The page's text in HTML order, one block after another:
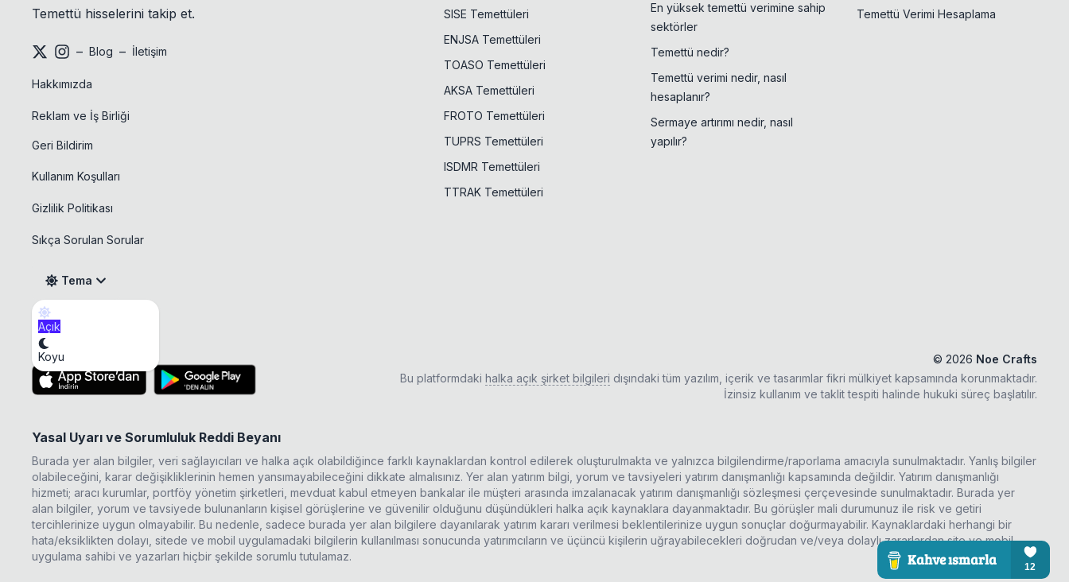
Temettü hisselerini takip et.
– Blog – İletişim
Hakkımızda
Reklam ve İş Birliği
Geri Bildirim
Kullanım Koşulları
Gizlilik Politikası
Sıkça Sorulan Sorular
Tema
Açık
Koyu
SISE Temettüleri
ENJSA Temettüleri
TOASO Temettüleri
AKSA Temettüleri
FROTO Temettüleri
TUPRS Temettüleri
ISDMR Temettüleri
TTRAK Temettüleri
En yüksek temettü verimine sahip
sektörler
Temettü nedir?
Temettü verimi nedir, nasıl
hesaplanır?
Sermaye artırımı nedir, nasıl
yapılır?
Temettü Verimi Hesaplama
Mobil Uygulama
© 2026 Noe Crafts
Bu platformdaki halka açık şirket bilgileri dışındaki tüm yazılım, içerik ve tasarımlar fikri mülkiyet kapsamında korunmaktadır.
İzinsiz kullanım ve taklit tespiti halinde hukuki süreç başlatılır.
Yasal Uyarı ve Sorumluluk Reddi Beyanı
Burada yer alan bilgiler, veri sağlayıcıları ve halka açık olabildiğince farklı kaynaklardan kontrol edilerek oluşturulmakta ve yalnızca bilgilendirme/raporlama amacıyla sunulmaktadır. Yanlış bilgiler
olabileceğini, karar değişikliklerinin hemen yansımayabileceğini dikkate almalısınız. Yer alan yatırım bilgi, yorum ve tavsiyeleri yatırım danışmanlığı kapsamında değildir. Yatırım danışmanlığı
hizmeti; aracı kurumlar, portföy yönetim şirketleri, mevduat kabul etmeyen bankalar ile müşteri arasında imzalanacak yatırım danışmanlığı sözleşmesi çerçevesinde sunulmaktadır. Burada yer
alan bilgiler, yorum ve tavsiyede bulunanların kişisel görüşlerine ve güvenilir olduğunu düşündükleri halka açık kaynaklara dayanmaktadır. Bu görüşler mali durumunuz ile risk ve getiri
tercihlerinize uygun olmayabilir. Bu nedenle, sadece burada yer alan bilgilere dayanılarak yatırım kararı verilmesi beklentilerinize uygun sonuçlar doğurmayabilir. Kaynaklardaki herhangi bir
hata/eksiklikten dolayı, sitede ve mobil uygulamadaki bilgilerin kullanılması sonucunda yatırımcıların ve üçüncü kişilerin uğrayabilecekleri doğrudan ve/veya dolaylı zararlardan site ve mobil
uygulama sahibi ve yazarları hiçbir şekilde sorumlu tutulamaz.